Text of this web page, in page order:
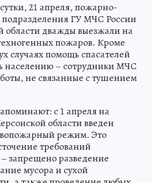
21 апреля, пожарно-
подразделения ГУ МЧС России
области дважды выезжали на
пожаров. Кроме
случаях помощь спасателей
населению – сотрудники МЧС
не связанные с тушением
с 1 апреля на
области введен
режим. Это
требований
запрещено разведение
мусора и сухой